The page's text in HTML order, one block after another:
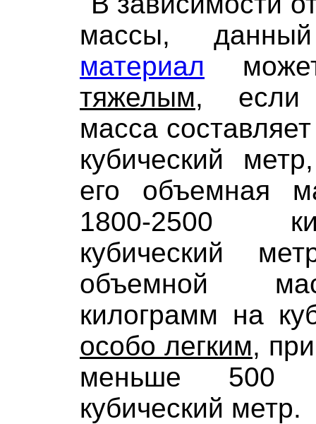
массы,
материал
тяжелым, если
масса
кубический
его объемная
1800-2500
кубический
объемной
килограмм на
особо легким,
меньше 500
кубический метр.